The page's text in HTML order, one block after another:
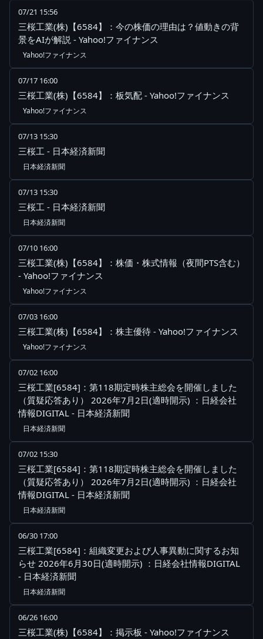
07/21 15:56
三桜工業(株)【6584】：今の株価の理由は？値動きの背
景をAIが解説 - Yahoo!ファイナンス
Yahoo!ファイナンス
07/17 16:00
三桜工業(株)【6584】：板気配 - Yahoo!ファイナンス
Yahoo!ファイナンス
07/13 15:30
三桜工 - 日本経済新聞
日本経済新聞
07/13 15:30
三桜工 - 日本経済新聞
日本経済新聞
07/10 16:00
三桜工業(株)【6584】：株価・株式情報（夜間PTS含む）
- Yahoo!ファイナンス
Yahoo!ファイナンス
07/03 16:00
三桜工業(株)【6584】：株主優待 - Yahoo!ファイナンス
Yahoo!ファイナンス
07/02 16:00
三桜工業[6584]：第118期定時株主総会を開催しました
（質疑応答あり） 2026年7月2日(適時開示) ：日経会社
情報DIGITAL - 日本経済新聞
日本経済新聞
07/02 15:30
三桜工業[6584]：第118期定時株主総会を開催しました
（質疑応答あり） 2026年7月2日(適時開示) ：日経会社
情報DIGITAL - 日本経済新聞
日本経済新聞
06/30 17:00
三桜工業[6584]：組織変更および人事異動に関するお知
らせ 2026年6月30日(適時開示) ：日経会社情報DIGITAL
- 日本経済新聞
日本経済新聞
06/26 16:00
三桜工業(株)【6584】：掲示板 - Yahoo!ファイナンス